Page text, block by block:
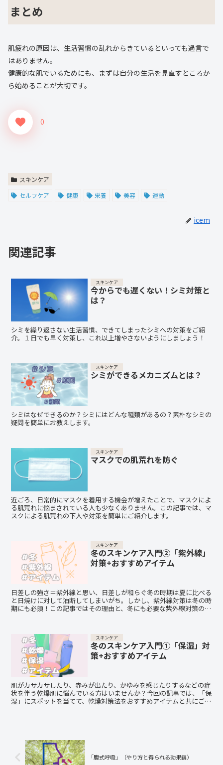
まとめ
肌疲れの原因は、生活習慣の乱れからきているといっても過言で
はありません。
健康的な肌でいるためにも、まずは自分の生活を見直すところか
ら始めることが大切です。
0
スキンケア
セルフケア
健康 栄養 美容 運動
icem
関連記事
スキンケア
今からでも遅くない！シミ対策と
は？
シミを繰り返さない生活習慣、できてしまったシミへの対策をご紹
介。１日でも早く対策し、これ以上増やさないようにしましょう！
スキンケア
シミができるメカニズムとは？
シミはなぜできるのか？シミにはどんな種類があるの？素朴なシミの
疑問を簡単にお教えします。
スキンケア
マスクでの肌荒れを防ぐ
近ごろ、日常的にマスクを着用する機会が増えたことで、マスクによ
る肌荒れに悩まされている人も少なくありません。この記事では、マ
スクによる肌荒れの下人や対策を簡単にご紹介します。
スキンケア
冬のスキンケア入門②「紫外線」
対策+おすすめアイテム
日差しの強さ＝紫外線と思い、日差しが和らぐ冬の時期は夏に比べる
と日焼けに対して油断してしまいがち。しかし、紫外線対策は冬の時
期にも必須！この記事ではその理由と、冬にも必要な紫外線対策のお
スキンケア
冬のスキンケア入門①「保湿」対
策+おすすめアイテム
肌がカサカサしたり、赤みが出たり、かゆみを感じたりするなどの症
状を伴う乾燥肌に悩んでいる方はいませんか？今回の記事では、「保
湿」にスポットを当てて、乾燥対策法をおすすめアイテムと共にご紹
「腹式呼吸」（やり方と得られる効果編）